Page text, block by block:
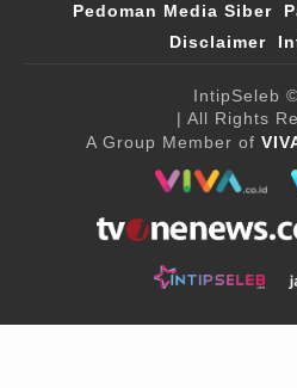
Pedoman Media Siber
Disclaimer
IntipSeleb
| All Rights
A Group Member of